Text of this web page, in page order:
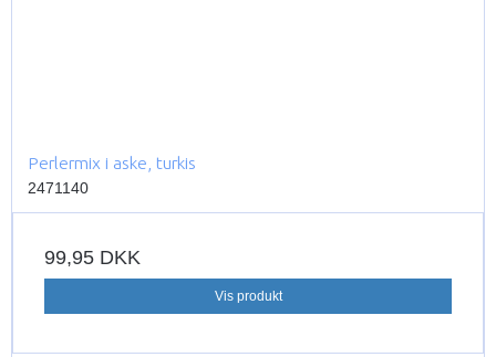
Perlermix i aske, turkis
2471140
99,95 DKK
Vis produkt